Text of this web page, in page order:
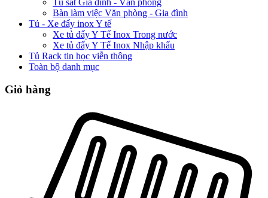
Bàn làm việc Văn phòng - Gia đình
Tủ - Xe đẩy inox Y tế
Xe tủ đẩy Y Tế Inox Trong nước
Xe tủ đẩy Y Tế Inox Nhập khẩu
Tủ Rack tin học viễn thông
Toàn bộ danh mục
Giỏ hàng